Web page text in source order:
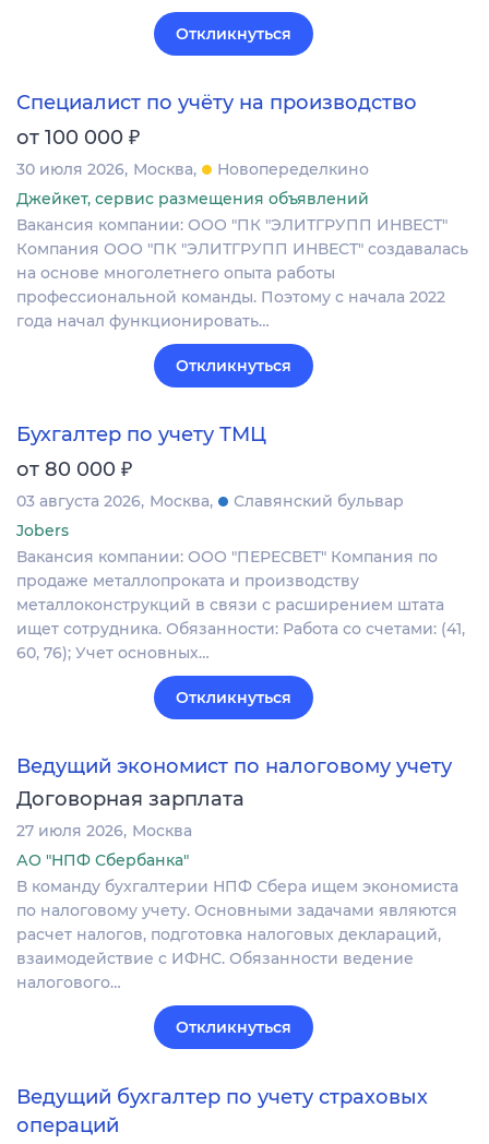
Откликнуться
Специалист по учёту на производство
от 100 000 ₽
30 июля 2026 Москва
Новопеределкино
Джейкет, сервис размещения объявлений
Вакансия компании: ООО "ПК "ЭЛИТГРУПП ИНВЕСТ"
Компания ООО "ПК "ЭЛИТГРУПП ИНВЕСТ" создавалась
на основе многолетнего опыта работы
профессиональной команды. Поэтому с начала 2022
года начал функционировать…
Откликнуться
Бухгалтер по учету ТМЦ
от 80 000 ₽
03 августа 2026 Москва
Славянский бульвар
Jobers
Вакансия компании: ООО "ПЕРЕСВЕТ" Компания по
продаже металлопроката и производству
металлоконструкций в связи с расширением штата
ищет сотрудника. Обязанности: Работа со счетами: (41,
60, 76); Учет основных…
Откликнуться
Ведущий экономист по налоговому учету
Договорная зарплата
27 июля 2026 Москва
АО "НПФ Сбербанка"
В команду бухгалтерии НПФ Сбера ищем экономиста
по налоговому учету. Основными задачами являются
расчет налогов, подготовка налоговых деклараций,
взаимодействие с ИФНС. Обязанности ведение
налогового…
Откликнуться
Ведущий бухгалтер по учету страховых
операций